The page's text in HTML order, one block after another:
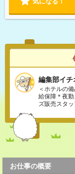
編集部イチ
＜ホテルの
給保障＊夜
ズ販売スタ
お仕事の概要